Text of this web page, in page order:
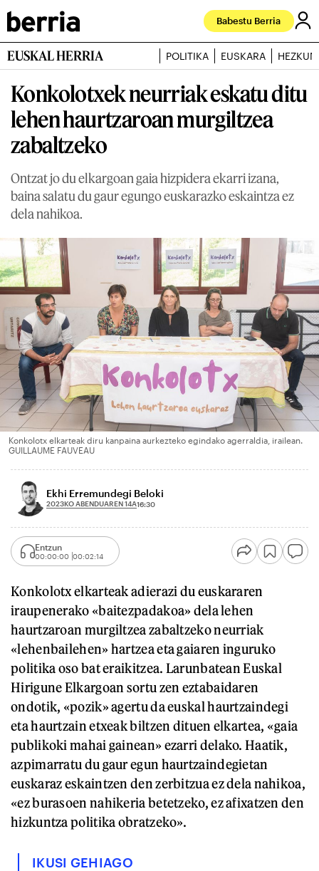
Babestu Berria
EUSKAL HERRIA POLITIKA EUSKARA
Konkolotxek neurriak eskatu ditu
lehen haurtzaroan murgiltzea
zabaltzeko
Ontzat jo du elkargoan gaia hizpidera ekarri izana,
baina salatu du gaur egungo euskarazko eskaintza ez
dela nahikoa.
Konkolotx elkarteak diru kanpaina aurkezteko egindako agerraldia, irailean.
GUILLAUME FAUVEAU
Ekhi Erremundegi Beloki
2023KO ABENDUAREN 14A16:30
Entzun
00:00:00 00:02:14
Konkolotx elkarteak adierazi du euskararen
iraupenerako «baitezpadakoa» dela lehen
haurtzaroan murgiltzea zabaltzeko neurriak
«lehenbailehen» hartzea eta gaiaren inguruko
politika oso bat eraikitzea. Larunbatean Euskal
Hirigune Elkargoan sortu zen eztabaidaren
ondotik, «pozik» agertu da euskal haurtzaindegi
eta haurtzain etxeak biltzen dituen elkartea, «gaia
publikoki mahai gainean» ezarri delako. Haatik,
azpimarratu du gaur egun haurtzaindegietan
euskaraz eskaintzen den zerbitzua ez dela nahikoa,
«ez burasoen nahikeria betetzeko, ez afixatzen den
hizkuntza politika obratzeko».
IKUSI GEHIAGO